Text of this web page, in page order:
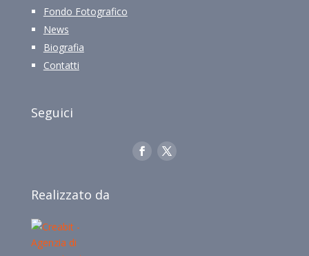
Fondo Fotografico
News
Biografia
Contatti
Seguici
Realizzato da